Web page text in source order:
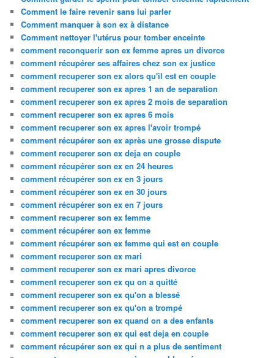
Comment le faire revenir sans lui parler
Comment manquer à son ex à distance
Comment nettoyer l'utérus pour tomber enceinte
comment reconquerir son ex femme apres un divorce
comment récupérer ses affaires chez son ex justice
comment recuperer son ex alors qu'il est en couple
comment recuperer son ex apres 1 an de separation
comment recuperer son ex apres 2 mois de separation
comment recuperer son ex apres 6 mois
comment recuperer son ex apres l'avoir trompé
comment récupérer son ex après une grosse dispute
comment recuperer son ex deja en couple
comment récupérer son ex en 24 heures
comment récupérer son ex en 3 jours
comment récupérer son ex en 30 jours
comment récupérer son ex en 7 jours
comment recuperer son ex femme
comment récupérer son ex femme
comment récupérer son ex femme qui est en couple
comment recuperer son ex mari
comment recuperer son ex mari apres divorce
comment recuperer son ex qu on a quitté
comment recuperer son ex qu'on a blessé
comment recuperer son ex qu'on a trompé
comment recuperer son ex quand on a des enfants
comment recuperer son ex qui est deja en couple
comment récupérer son ex qui n a plus de sentiment